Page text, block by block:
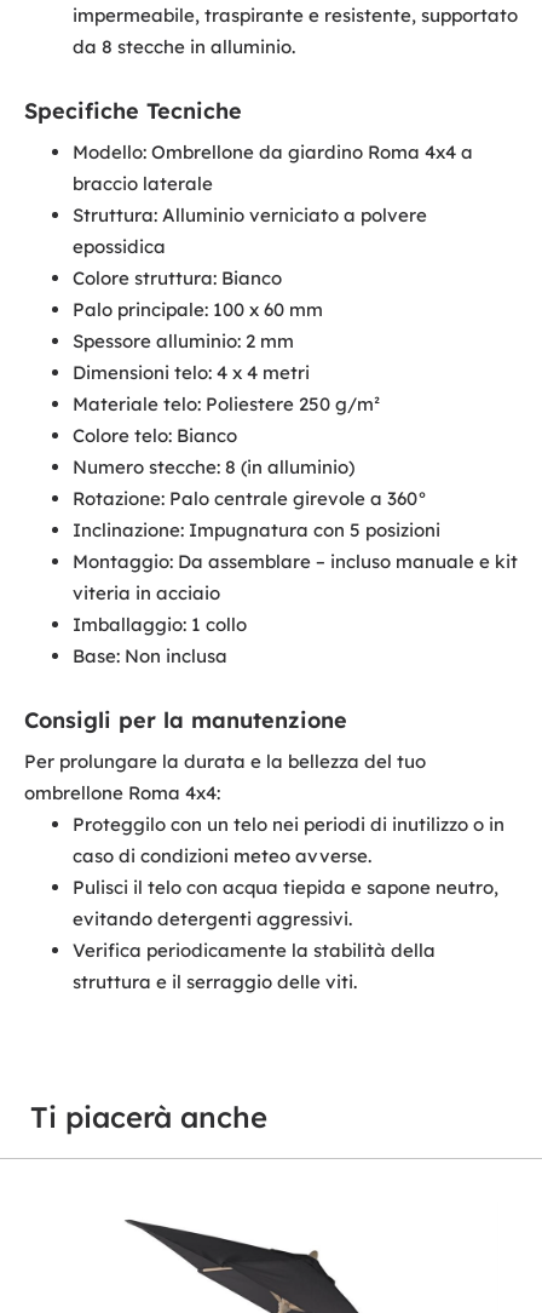
impermeabile, traspirante e resistente, supportato
da 8 stecche in alluminio.
Specifiche Tecniche
Modello: Ombrellone da giardino Roma 4x4 a
braccio laterale
Struttura: Alluminio verniciato a polvere
epossidica
Colore struttura: Bianco
Palo principale: 100 x 60 mm
Spessore alluminio: 2 mm
Dimensioni telo: 4 x 4 metri
Materiale telo: Poliestere 250 g/m²
Colore telo: Bianco
Numero stecche: 8 (in alluminio)
Rotazione: Palo centrale girevole a 360°
Inclinazione: Impugnatura con 5 posizioni
Montaggio: Da assemblare – incluso manuale e kit
viteria in acciaio
Imballaggio: 1 collo
Base: Non inclusa
Consigli per la manutenzione
Per prolungare la durata e la bellezza del tuo
ombrellone Roma 4x4:
Proteggilo con un telo nei periodi di inutilizzo o in
caso di condizioni meteo avverse.
Pulisci il telo con acqua tiepida e sapone neutro,
evitando detergenti aggressivi.
Verifica periodicamente la stabilità della
struttura e il serraggio delle viti.
Ti piacerà anche